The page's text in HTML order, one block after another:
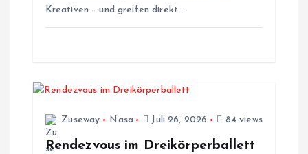
t
Kreativen – und greifen direkt…
Zuseway Nasa Juli 26, 2026 84 views
Rendezvous im Dreikörperballett